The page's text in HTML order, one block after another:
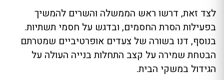
לצד זאת, דרשו ראש הממשלה והשרים להמשיך
בפעילות הסרת החסמים, ובדגש על חסמי תשתיות.
בנוסף, דנו בשורה של צעדים אופרטיביים שמטרתם
הבטחת שמירה על קצב התחלות בנייה העולה על
הגידול במשקי הבית.